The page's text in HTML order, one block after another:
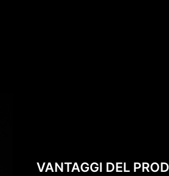
VANTAGGI DEL